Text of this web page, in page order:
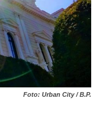
Foto: Urban City / B.P.